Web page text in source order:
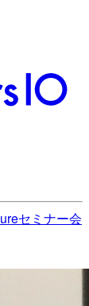
セミナー会